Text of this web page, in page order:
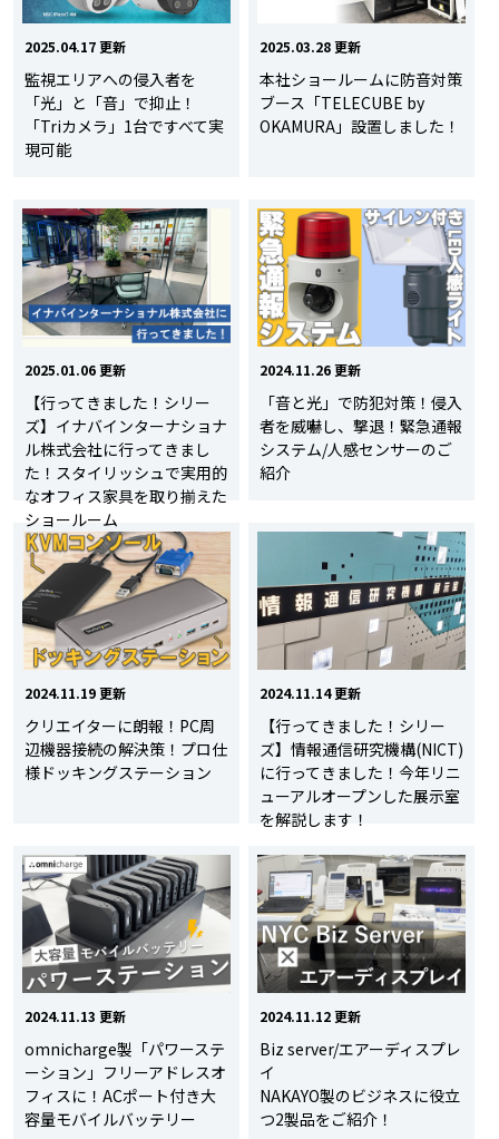
2025.04.17 更新
監視エリアへの侵入者を
「光」と「音」で抑止！
「Triカメラ」1台ですべて実
現可能
2025.03.28 更新
本社ショールームに防音対策
ブース「TELECUBE by
OKAMURA」設置しました！
2025.01.06 更新
【行ってきました！シリー
ズ】イナバインターナショナ
ル株式会社に行ってきまし
た！スタイリッシュで実用的
なオフィス家具を取り揃えた
ショールーム
2024.11.26 更新
「音と光」で防犯対策！侵入
者を威嚇し、撃退！緊急通報
システム/人感センサーのご
紹介
2024.11.19 更新
クリエイターに朗報！PC周
辺機器接続の解決策！プロ仕
様ドッキングステーション
2024.11.14 更新
【行ってきました！シリー
ズ】情報通信研究機構(NICT)
に行ってきました！今年リニ
ューアルオープンした展示室
を解説します！
2024.11.13 更新
omnicharge製「パワーステ
ーション」フリーアドレスオ
フィスに！ACポート付き大
容量モバイルバッテリー
2024.11.12 更新
Biz server/エアーディスプレ
イ
NAKAYO製のビジネスに役立
つ2製品をご紹介！